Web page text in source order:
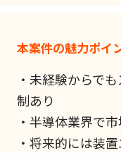
本案件の魅力ポイ
・未経験からで
制あり
・半導体業界で
・将来的には装